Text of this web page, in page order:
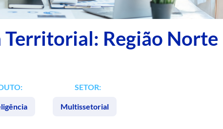
Região Norte
SETOR:
Multissetorial